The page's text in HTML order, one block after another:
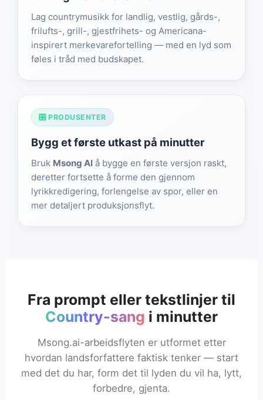
Lag countrymusikk for landlig, vestlig, gårds-,
frilufts-, grill-, gjestfrihets- og Americana-
inspirert merkevarefortelling — med en lyd som
føles i tråd med budskapet.
🎛️ PRODUSENTER
Bygg et første utkast på minutter
Bruk Msong AI å bygge en første versjon raskt,
deretter fortsette å forme den gjennom
lyrikkredigering, forlengelse av spor, eller en
mer detaljert produksjonsflyt.
Fra prompt eller tekstlinjer til
Country-sang i minutter
Msong.ai-arbeidsflyten er utformet etter
hvordan landsforfattere faktisk tenker — start
med det du har, form det til lyden du vil ha, lytt,
forbedre, gjenta.